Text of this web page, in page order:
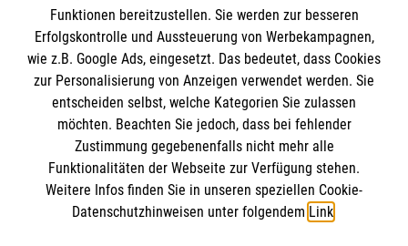
Impressum
Datenschutz
Barrierefreiheit
Kontakt
Die Malteser
Malteser in Deutschland
Malteserorden
Sharepoint
Spendenkonto
Funktionen bereitzustellen. Sie werden zur besseren
Erfolgskontrolle und Aussteuerung von Werbekampagnen,
wie z.B. Google Ads, eingesetzt. Das bedeutet, dass Cookies
zur Personalisierung von Anzeigen verwendet werden. Sie
entscheiden selbst, welche Kategorien Sie zulassen
möchten. Beachten Sie jedoch, dass bei fehlender
Zustimmung gegebenenfalls nicht mehr alle
Funktionalitäten der Webseite zur Verfügung stehen.
Weitere Infos finden Sie in unseren speziellen Cookie-
Datenschutzhinweisen unter folgendem Link.